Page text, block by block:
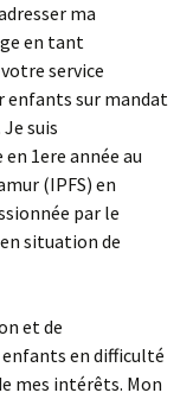
ma
en tant
service
enfants sur mandat
suis
1ere année au
(IPFS) en
par le
situation de
et de
enfants en difficulté
mes intérêts. Mon